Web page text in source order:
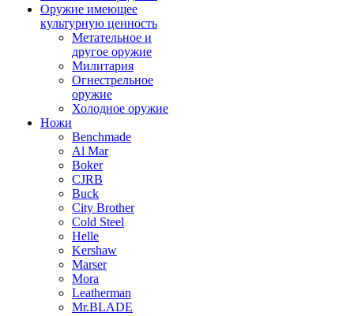
Оружие имеющее
культурную ценность
Метательное и
другое оружие
Милитария
Огнестрельное
оружие
Холодное оружие
Ножи
Benchmade
Al Mar
Boker
CJRB
Buck
City Brother
Cold Steel
Helle
Kershaw
Marser
Mora
Leatherman
Mr.BLADE